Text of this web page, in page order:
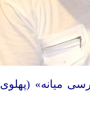
میانه» (پهلوی